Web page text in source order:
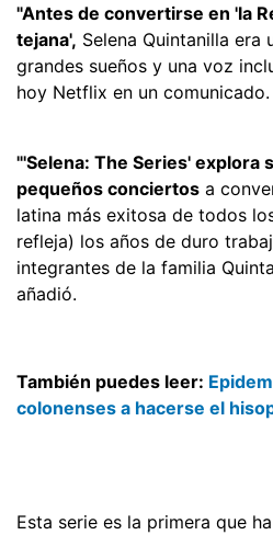
"Antes de convertirse en 'la
tejana', Selena Quintanilla era
grandes sueños y una voz
hoy Netflix en un comunicado.
"'Selena: The Series' explora
pequeños conciertos a
latina más exitosa de todos
refleja) los años de duro
integrantes de la familia
añadió.
También puedes leer:
colonenses a hacerse el
Esta serie es la primera que